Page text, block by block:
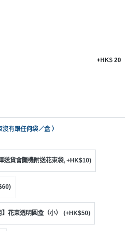
+HK$ 20
有跟任何袋／盒 ）
送貨會隨機附送花束袋, +HK$10)
花束透明圓盒（小） (+HK$50)